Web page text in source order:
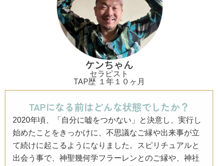
ケンちゃん
セラピスト
TAP歴 １年１０ヶ月
TAPになる前はどんな状態でしたか？
2020年頃、「自分に嘘をつかない」と決意し、実行し
始めたことをきっかけに、不思議なご縁や出来事が立
て続けに起こるようになりました。スピリチュアルと
出会う事で、神聖幾何学フラーレンとのご縁や、神社